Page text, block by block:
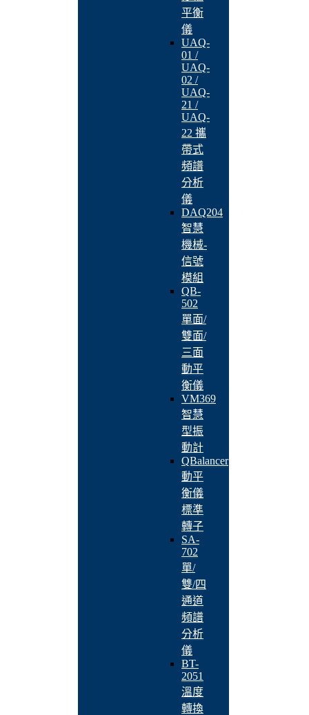
平衡
儀
UAQ-
01 /
UAQ-
02 /
UAQ-
21 /
UAQ-
22 攜
帶式
頻譜
分析
儀
DAQ204
智慧
機械-
信號
模組
QB-
502
單面/
雙面/
三面
動平
衡儀
VM369
智慧
型振
動計
QBalancer
動平
衡儀
標準
轉子
SA-
702
單/
雙/四
通道
頻譜
分析
儀
BT-
2051
溫度
轉換